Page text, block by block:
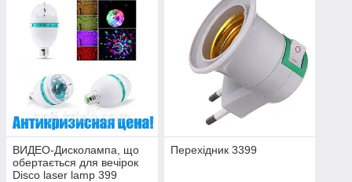
ВИДЕО-Дисколампа, що
обертається для вечірок
Disco laser lamp 399
Перехідник 3399